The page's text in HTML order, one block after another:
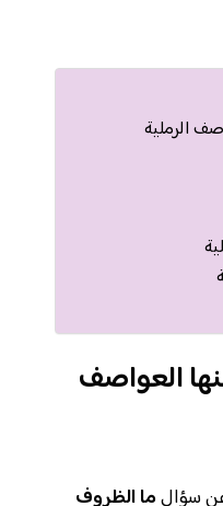
الرملية
العواصف
سؤالما الظروف